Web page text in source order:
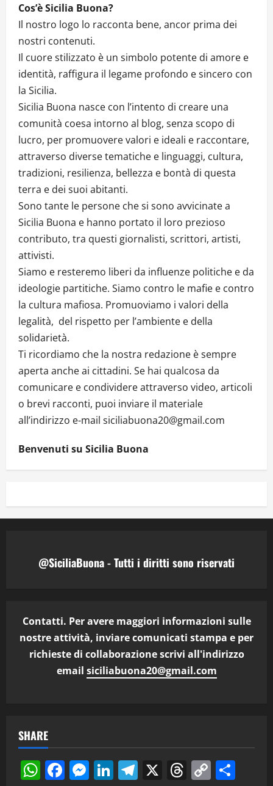
Cos’è Sicilia Buona?
Il nostro logo lo racconta bene, ancor prima dei
nostri contenuti.
Il cuore stilizzato è un simbolo potente di amore e
identità, raffigura il legame profondo e sincero con
la Sicilia.
Sicilia Buona nasce con l’intento di creare una
comunità coesa intorno al blog, senza scopo di
lucro, per promuovere valori e ideali e raccontare,
attraverso diverse tematiche e linguaggi, cultura,
tradizioni, resilienza, bellezza e bontà di questa
terra e dei suoi abitanti.
Sono tante le persone che si sono avvicinate a
Sicilia Buona e hanno portato il loro prezioso
contributo, tra questi giornalisti, scrittori, artisti,
attivisti.
Siamo e resteremo liberi da influenze politiche e da
ideologie partitiche. Siamo contro le mafie e contro
la cultura mafiosa. Promuoviamo i valori della
legalità, del rispetto per l’ambiente e della
solidarietà.
Ti ricordiamo che la nostra redazione è sempre
aperta anche ai cittadini. Se hai qualcosa da
comunicare e condividere attraverso video, articoli
o brevi racconti, puoi inviare il materiale
all’indirizzo e-mail siciliabuona20@gmail.com
Benvenuti su Sicilia Buona
@SiciliaBuona - Tutti i diritti sono riservati
Contatti. Per avere maggiori informazioni sulle
nostre attività, inviare comunicati stampa e per
richieste di collaborazione scrivi all'indirizzo
email siciliabuona20@gmail.com
SHARE
WhatsApp
Facebook
Messenger
LinkedIn
Telegram
X Threads
Copy